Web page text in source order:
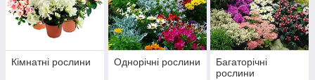
Кімнатні рослини Однорічні рослини
Багаторічні
рослини